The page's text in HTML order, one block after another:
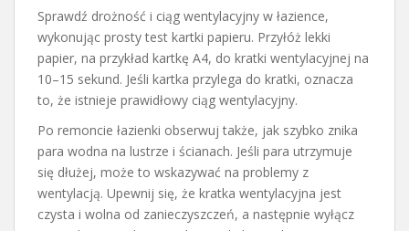
Sprawdź drożność i ciąg wentylacyjny w łazience,
wykonując prosty test kartki papieru. Przyłóż lekki
papier, na przykład kartkę A4, do kratki wentylacyjnej na
10–15 sekund. Jeśli kartka przylega do kratki, oznacza
to, że istnieje prawidłowy ciąg wentylacyjny.
Po remoncie łazienki obserwuj także, jak szybko znika
para wodna na lustrze i ścianach. Jeśli para utrzymuje
się dłużej, może to wskazywać na problemy z
wentylacją. Upewnij się, że kratka wentylacyjna jest
czysta i wolna od zanieczyszczeń, a następnie wyłącz